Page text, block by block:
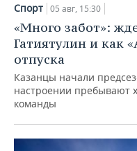
Спорт 05 авг, 15:30
«Много забот»:
Гатиятулин и как
отпуска
Казанцы начали
настроении пребывают
команды